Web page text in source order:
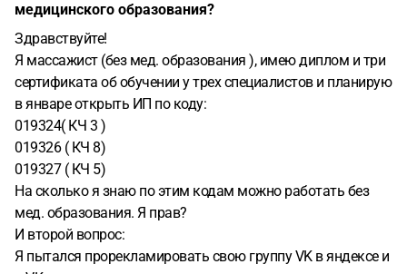
медицинского образования?
Здравствуйте!
Я массажист (без мед. образования ), имею диплом и три
сертификата об обучении у трех специалистов и планирую
в январе открыть ИП по коду:
019324( КЧ 3 )
019326 ( КЧ 8)
019327 ( КЧ 5)
На сколько я знаю по этим кодам можно работать без
мед. образования. Я прав?
И второй вопрос:
Я пытался прорекламировать свою группу VK в яндексе и